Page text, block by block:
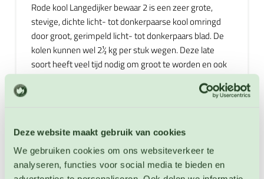
Deze website maakt gebruik van cookies
We gebruiken cookies om ons websiteverkeer te
analyseren, functies voor social media te bieden en
Rode kool Langedijker bewaar 2 is een zeer grote,
stevige, dichte licht- tot donkerpaarse kool omringd
door groot, gerimpeld licht- tot donkerpaars blad. De
kolen kunnen wel 2½ kg per stuk wegen. Deze late
soort heeft veel tijd nodig om groot te worden en ook
veel ruimte. Kan gekookt en gewokt worden of rauw in
Extra informatie
Zaai instructies